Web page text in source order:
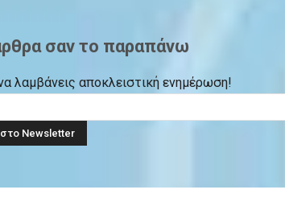
σαν το παραπάνω
λαμβάνεις αποκλειστική ενημέρωση!